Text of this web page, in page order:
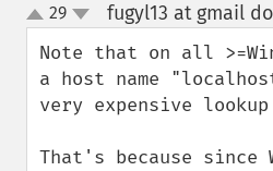
up
down
29 fugyl13 at gmail
Note that on all
a host name
very expensive
That's because since